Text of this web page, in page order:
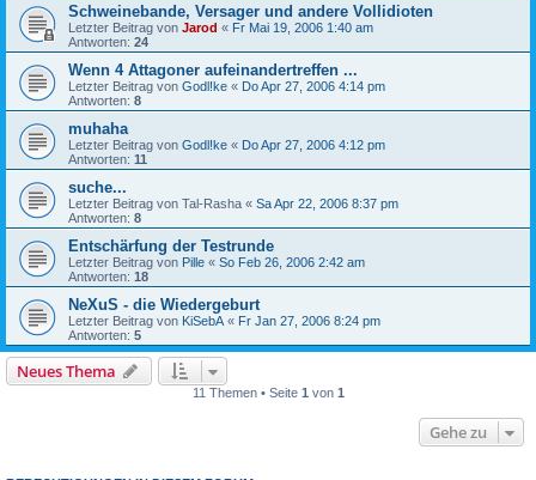
Schweinebande, Versager und andere Vollidioten
Letzter Beitrag von Jarod « Fr Mai 19, 2006 1:40 am
Antworten: 24
Wenn 4 Attagoner aufeinandertreffen ...
Letzter Beitrag von Godl!ke « Do Apr 27, 2006 4:14 pm
Antworten: 8
muhaha
Letzter Beitrag von Godl!ke « Do Apr 27, 2006 4:12 pm
Antworten: 11
suche...
Letzter Beitrag von Tal-Rasha « Sa Apr 22, 2006 8:37 pm
Antworten: 8
Entschärfung der Testrunde
Letzter Beitrag von Pille « So Feb 26, 2006 2:42 am
Antworten: 18
NeXuS - die Wiedergeburt
Letzter Beitrag von KiSebA « Fr Jan 27, 2006 8:24 pm
Antworten: 5
Neues Thema
11 Themen • Seite 1 von 1
Gehe zu